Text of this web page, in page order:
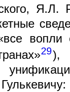
Я.Л.
29),